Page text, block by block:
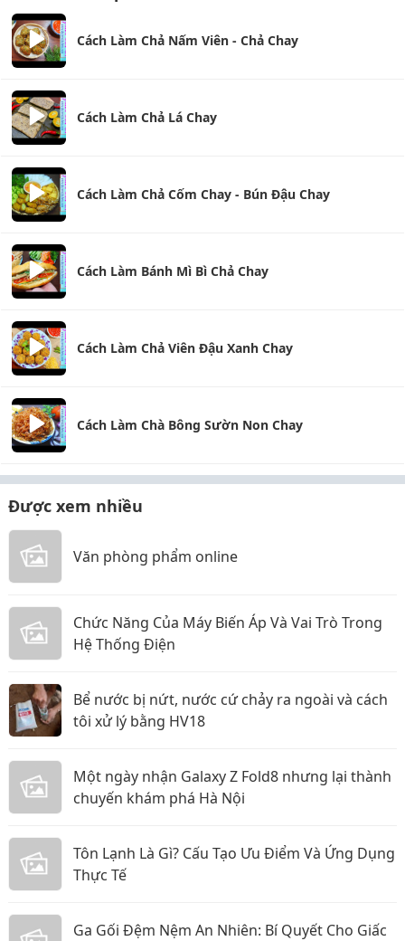
Cách Làm Chả Nấm Viên - Chả Chay
Cách Làm Chả Lá Chay
Cách Làm Chả Cốm Chay - Bún Đậu Chay
Cách Làm Bánh Mì Bì Chả Chay
Cách Làm Chả Viên Đậu Xanh Chay
Cách Làm Chà Bông Sườn Non Chay
Được xem nhiều
Văn phòng phẩm online
Chức Năng Của Máy Biến Áp Và Vai Trò Trong
Hệ Thống Điện
Bể nước bị nứt, nước cứ chảy ra ngoài và cách
tôi xử lý bằng HV18
Một ngày nhận Galaxy Z Fold8 nhưng lại thành
chuyến khám phá Hà Nội
Tôn Lạnh Là Gì? Cấu Tạo Ưu Điểm Và Ứng Dụng
Thực Tế
Ga Gối Đệm Nệm An Nhiên: Bí Quyết Cho Giấc